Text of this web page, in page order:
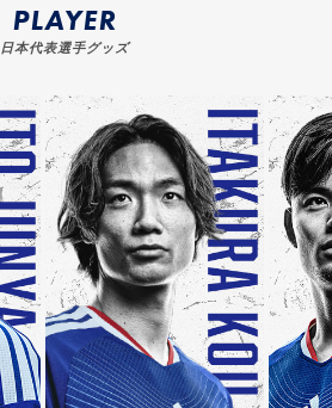
PLAYER
日本代表選手グッズ